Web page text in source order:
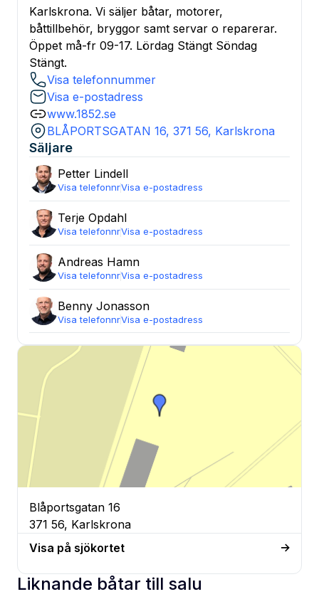
Karlskrona. Vi säljer båtar, motorer,
båttillbehör, bryggor samt servar o reparerar.
Öppet må-fr 09-17. Lördag Stängt Söndag
Stängt.
Visa telefonnummer
Visa e-postadress
www.1852.se
BLÅPORTSGATAN 16, 371 56, Karlskrona
Säljare
Petter Lindell
Visa telefonnrVisa e-postadress
Terje Opdahl
Visa telefonnrVisa e-postadress
Andreas Hamn
Visa telefonnrVisa e-postadress
Benny Jonasson
Visa telefonnrVisa e-postadress
Blåportsgatan 16
371 56, Karlskrona
Visa på sjökortet
Liknande båtar till salu